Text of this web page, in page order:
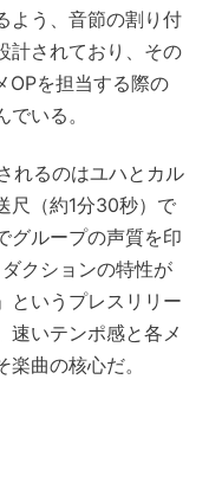
よう、音節の割り付
計されており、その
OPを担当する際の
いる。
れるのはユハとカル
尺（約1分30秒）で
グループの声質を印
クションの特性が
というプレスリリー
速いテンポ感と各メ
曲の核心だ。